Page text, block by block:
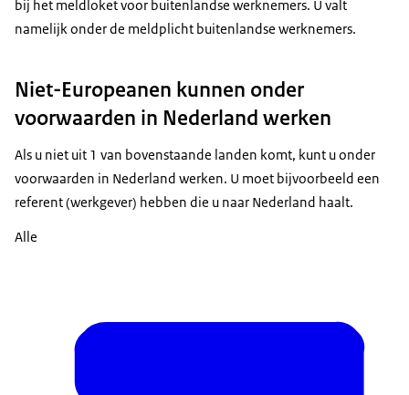
bij het meldloket voor buitenlandse werknemers. U valt
namelijk onder de meldplicht buitenlandse werknemers.
Niet-Europeanen kunnen onder
voorwaarden in Nederland werken
Als u niet uit 1 van bovenstaande landen komt, kunt u onder
voorwaarden in Nederland werken. U moet bijvoorbeeld een
referent (werkgever) hebben die u naar Nederland haalt.
Alle